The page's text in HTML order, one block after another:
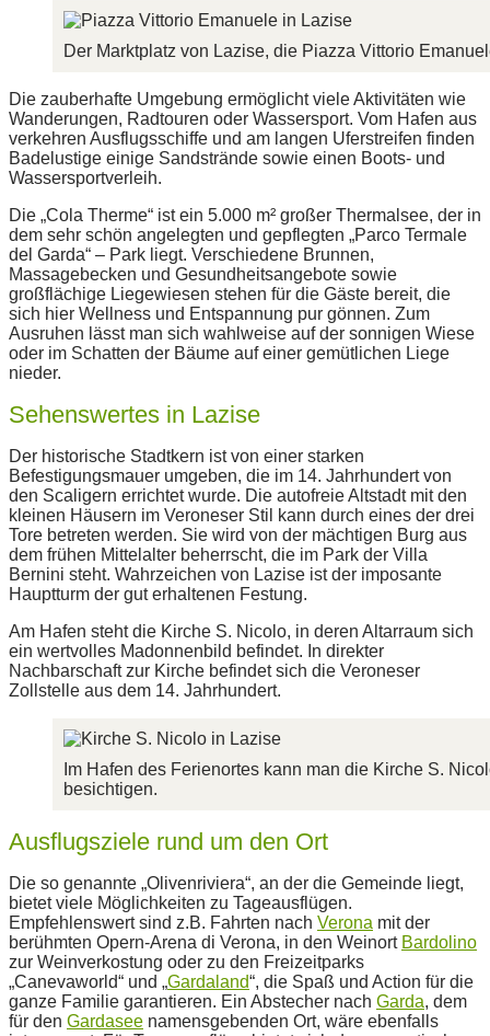
Der Marktplatz von Lazise, die Piazza Vittorio
Die zauberhafte Umgebung ermöglicht viele Aktivitäten wie
Wanderungen, Radtouren oder Wassersport. Vom Hafen aus
verkehren Ausflugsschiffe und am langen Uferstreifen finden
Badelustige einige Sandstrände sowie einen Boots- und
Wassersportverleih.
Die „Cola Therme“ ist ein 5.000 m² großer Thermalsee, der in
dem sehr schön angelegten und gepflegten „Parco Termale
del Garda“ – Park liegt. Verschiedene Brunnen,
Massagebecken und Gesundheitsangebote sowie
großflächige Liegewiesen stehen für die Gäste bereit, die
sich hier Wellness und Entspannung pur gönnen. Zum
Ausruhen lässt man sich wahlweise auf der sonnigen Wiese
oder im Schatten der Bäume auf einer gemütlichen Liege
nieder.
Sehenswertes in Lazise
Der historische Stadtkern ist von einer starken
Befestigungsmauer umgeben, die im 14. Jahrhundert von
den Scaligern errichtet wurde. Die autofreie Altstadt mit den
kleinen Häusern im Veroneser Stil kann durch eines der drei
Tore betreten werden. Sie wird von der mächtigen Burg aus
dem frühen Mittelalter beherrscht, die im Park der Villa
Bernini steht. Wahrzeichen von Lazise ist der imposante
Hauptturm der gut erhaltenen Festung.
Am Hafen steht die Kirche S. Nicolo, in deren Altarraum sich
ein wertvolles Madonnenbild befindet. In direkter
Nachbarschaft zur Kirche befindet sich die Veroneser
Zollstelle aus dem 14. Jahrhundert.
Im Hafen des Ferienortes kann man die Kirche S.
besichtigen.
Ausflugsziele rund um den Ort
Die so genannte „Olivenriviera“, an der die Gemeinde liegt,
bietet viele Möglichkeiten zu Tageausflügen.
Empfehlenswert sind z.B. Fahrten nach Verona mit der
berühmten Opern-Arena di Verona, in den Weinort Bardolino
zur Weinverkostung oder zu den Freizeitparks
„Canevaworld“ und „Gardaland“, die Spaß und Action für die
ganze Familie garantieren. Ein Abstecher nach Garda, dem
für den Gardasee namensgebenden Ort, wäre ebenfalls